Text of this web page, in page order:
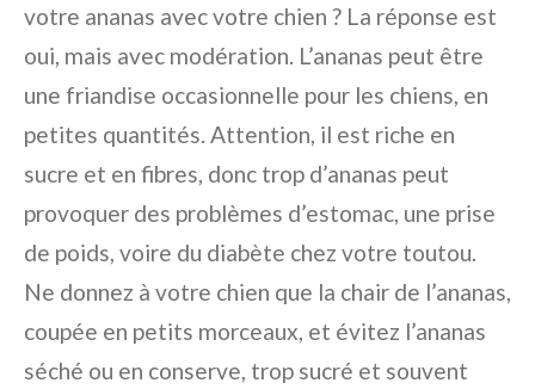
votre ananas avec votre chien ? La réponse est
oui, mais avec modération. L’ananas peut être
une friandise occasionnelle pour les chiens, en
petites quantités. Attention, il est riche en
sucre et en fibres, donc trop d’ananas peut
provoquer des problèmes d’estomac, une prise
de poids, voire du diabète chez votre toutou.
Ne donnez à votre chien que la chair de l’ananas,
coupée en petits morceaux, et évitez l’ananas
séché ou en conserve, trop sucré et souvent